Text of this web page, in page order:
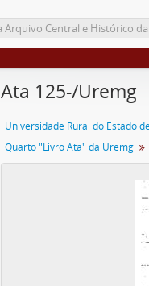
Ata 125-/Uremg
Quarto "Livro Ata" da Uremg